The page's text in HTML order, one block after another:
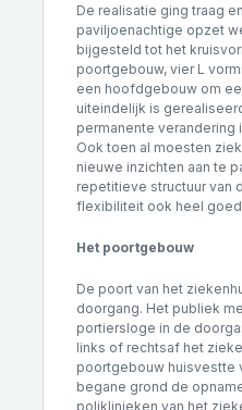
De realisatie ging traag
paviljoenachtige opzet
bijgesteld tot het
poortgebouw, vier L
een hoofdgebouw om
uiteindelijk is
permanente verandering
Ook toen al moesten
nieuwe inzichten aan te
repetitieve structuur van
flexibiliteit ook heel
Het poortgebouw
De poort van het
doorgang. Het publiek
portiersloge in de
links of rechtsaf het
poortgebouw huisvestte
begane grond de
poliklinieken van het